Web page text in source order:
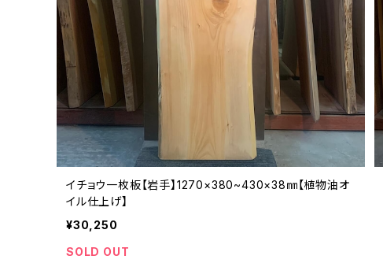
イチョウ一枚板【岩手】1270×380~430×38㎜【植物油オ
イル仕上げ】
¥30,250
SOLD OUT